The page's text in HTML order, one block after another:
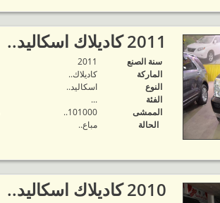
2011 كاديلاك اسكاليد..
سنة الصنع
2011
الماركة
كاديلاك..
النوع
اسكاليد..
الفئة
...
الممشى
101000..
الحالة
مباع..
2010 كاديلاك اسكاليد..